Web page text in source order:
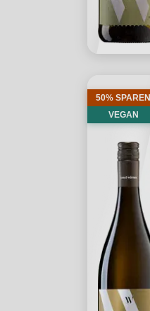
50% SPAREN
VEGAN